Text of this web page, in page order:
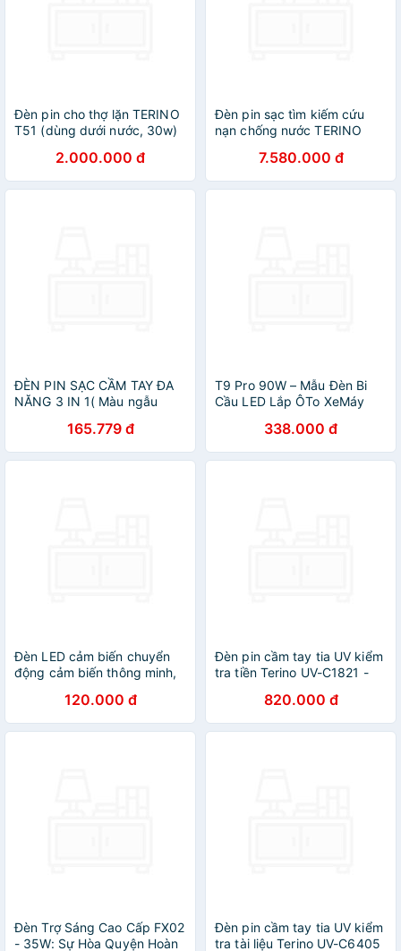
Đèn pin cho thợ lặn TERINO
T51 (dùng dưới nước, 30w)
2.000.000 đ
Đèn pin sạc tìm kiếm cứu
nạn chống nước TERINO
7.580.000 đ
ĐÈN PIN SẠC CẦM TAY ĐA
NĂNG 3 IN 1( Màu ngẫu
165.779 đ
T9 Pro 90W – Mẫu Đèn Bi
Cầu LED Lắp ÔTo XeMáy
Chuẩn, Chống Chói Tuyệt
Đối
338.000 đ
Đèn LED cảm biến chuyển
động cảm biến thông minh,
pin USB đời mới, dán tường,
tủ quần áo, cầu thang,
phòng ngủ… Cảm Ứng
120.000 đ
Đèn pin cầm tay tia UV kiểm
tra tiền Terino UV-C1821 -
820.000 đ
Đèn Trợ Sáng Cao Cấp FX02
- 35W: Sự Hòa Quyện Hoàn
Đèn pin cầm tay tia UV kiểm
tra tài liệu Terino UV-C6405